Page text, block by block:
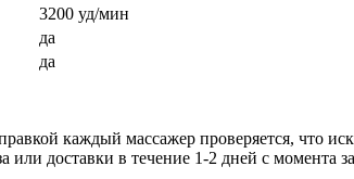
3200 уд/мин
да
да
каждый массажер проверяется, что
доставки в течение 1-2 дней с момента